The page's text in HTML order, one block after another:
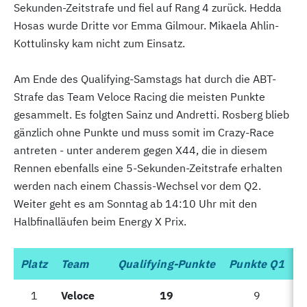
Sekunden-Zeitstrafe und fiel auf Rang 4 zurück. Hedda
Hosas wurde Dritte vor Emma Gilmour. Mikaela Ahlin-
Kottulinsky kam nicht zum Einsatz.
Am Ende des Qualifying-Samstags hat durch die ABT-
Strafe das Team Veloce Racing die meisten Punkte
gesammelt. Es folgten Sainz und Andretti. Rosberg blieb
gänzlich ohne Punkte und muss somit im Crazy-Race
antreten - unter anderem gegen X44, die in diesem
Rennen ebenfalls eine 5-Sekunden-Zeitstrafe erhalten
werden nach einem Chassis-Wechsel vor dem Q2.
Weiter geht es am Sonntag ab 14:10 Uhr mit den
Halbfinalläufen beim Energy X Prix.
Platz Team Qualifying-Punkte Punkte Q1
1 Veloce 19 9
Platz
1